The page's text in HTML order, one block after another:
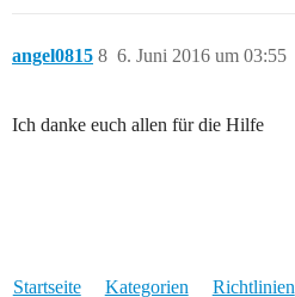
angel0815 6. Juni 2016 um 03:55
8
Ich danke euch allen für die Hilfe
Startseite Kategorien Richtlinien